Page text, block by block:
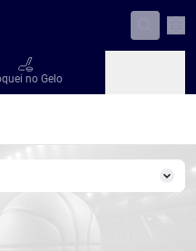
Hóquei no Gelo
no Gelo